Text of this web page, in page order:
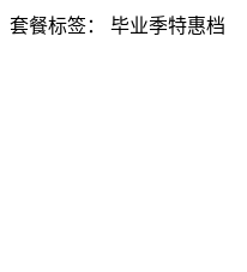
套餐标签： 毕业季特惠档